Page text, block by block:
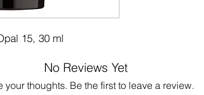
15, 30 ml
No Reviews Yet
your thoughts. Be the first to leave a review.